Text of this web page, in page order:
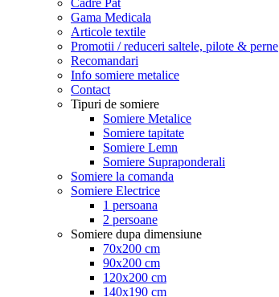
Gama Medicala
Articole textile
Promotii / reduceri saltele, pilote & perne
Recomandari
Info somiere metalice
Contact
Tipuri de somiere
Somiere Metalice
Somiere tapitate
Somiere Lemn
Somiere Supraponderali
Somiere la comanda
Somiere Electrice
1 persoana
2 persoane
Somiere dupa dimensiune
70x200 cm
90x200 cm
120x200 cm
140x190 cm